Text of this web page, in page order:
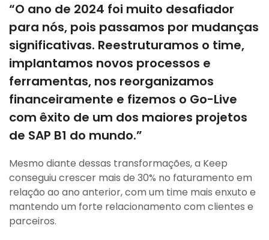
“O ano de 2024 foi muito desafiador
para nós, pois passamos por mudanças
significativas. Reestruturamos o time,
implantamos novos processos e
ferramentas, nos reorganizamos
financeiramente e fizemos o Go-Live
com êxito de um dos maiores projetos
de SAP B1 do mundo.”
Mesmo diante dessas transformações, a Keep
conseguiu crescer mais de 30% no faturamento em
relação ao ano anterior, com um time mais enxuto e
mantendo um forte relacionamento com clientes e
parceiros.